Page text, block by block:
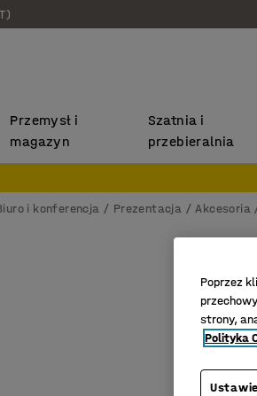
Przemysł i
magazyn
Szatnia i
przebieralnia
i konferencja Prezentacja Akcesoria
Poprzez
strony,
Polityka